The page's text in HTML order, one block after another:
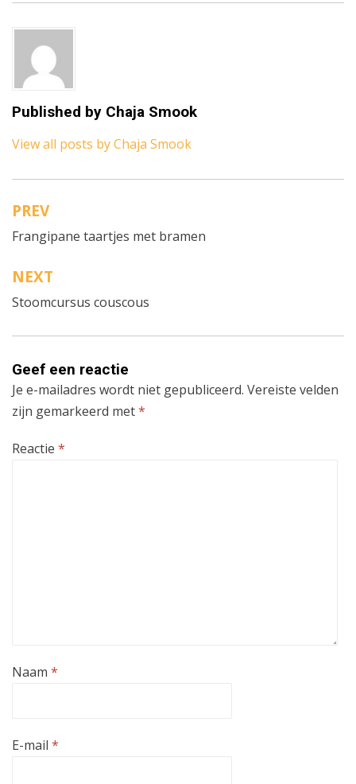
Published by Chaja Smook
View all posts by Chaja Smook
Bericht
navigatie
PREV
Frangipane taartjes met bramen
NEXT
Stoomcursus couscous
Geef een reactie
Je e-mailadres wordt niet gepubliceerd. Vereiste velden
zijn gemarkeerd met*
Reactie *
Naam *
E-mail *